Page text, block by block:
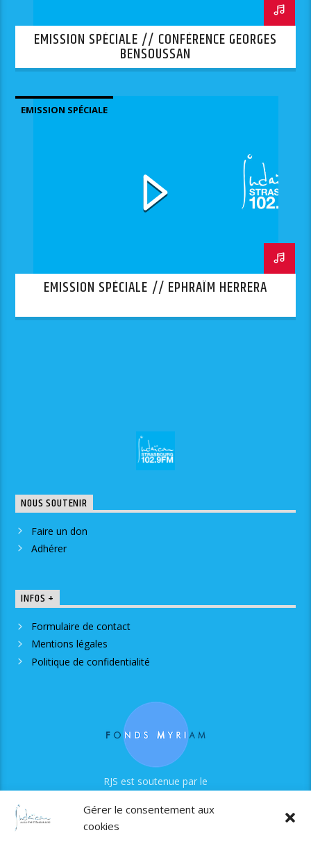
Gérer le consentement aux
cookies
EMISSION SPÉCIALE // CONFÉRENCE GEORGES
BENSOUSSAN
EMISSION SPÉCIALE
EMISSION SPÉCIALE // EPHRAÏM HERRERA
NOUS SOUTENIR
Faire un don
Adhérer
INFOS +
Formulaire de contact
Mentions légales
Politique de confidentialité
RJS est soutenue par le